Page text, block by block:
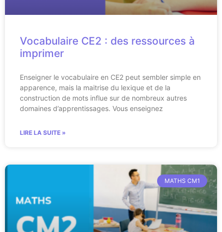
Vocabulaire CE2 : des ressources à
imprimer
Enseigner le vocabulaire en CE2 peut sembler simple en
apparence, mais la maitrise du lexique et de la
construction de mots influe sur de nombreux autres
domaines d’apprentissages. Vous enseignez
LIRE LA SUITE »
MATHS CM1